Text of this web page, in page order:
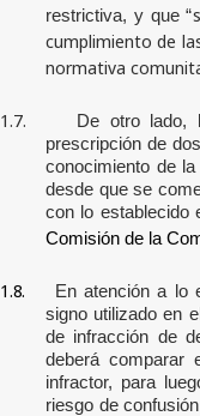
restrictiva, y que “
cumplimiento de
normativa
1.7.
De otro lado,
prescripción de
conocimiento de
desde que se
con lo establecido
Comisión de la
1.8.
En atención a lo
signo utilizado en
de infracción de
deberá comparar
infractor, para
riesgo de